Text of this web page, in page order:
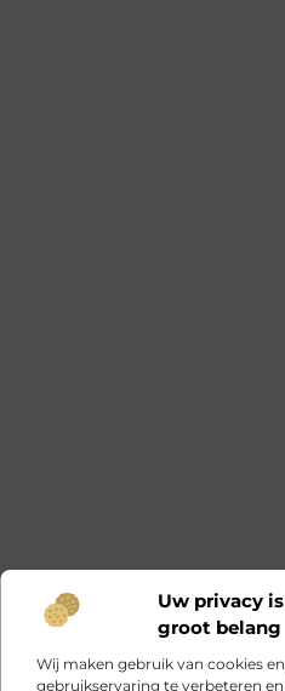
Uw privacy
groot belang
Wij maken gebruik van cookies
gebruikservaring te verbeteren